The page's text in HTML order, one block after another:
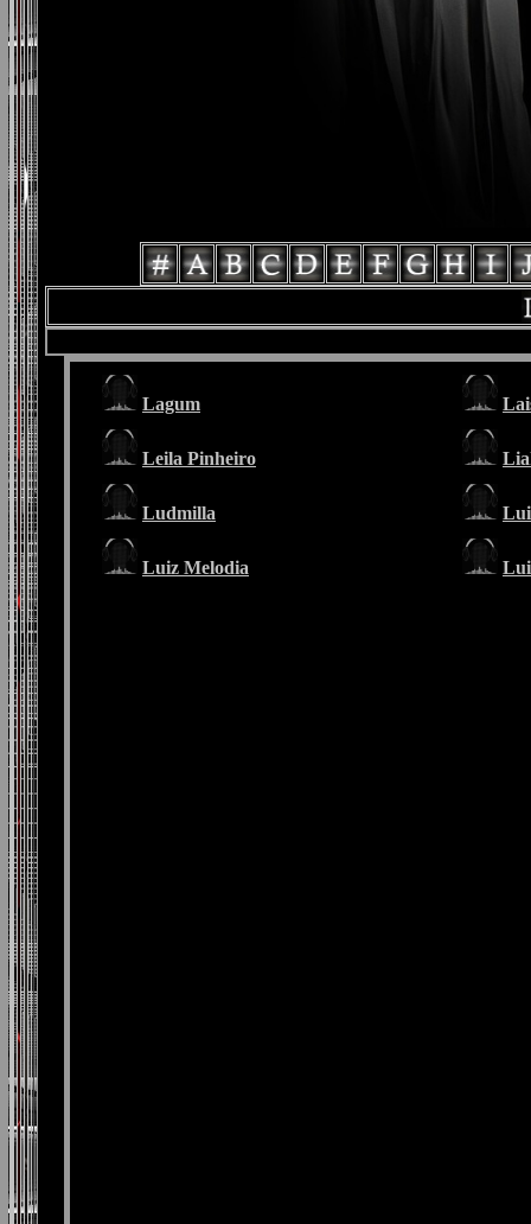
Lagum
Leila Pinheiro
Ludmilla
Luiz Melodia